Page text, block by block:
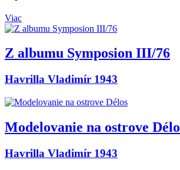
Viac
Z albumu Symposion III/76
Havrilla Vladimír 1943
Modelovanie na ostrove
Havrilla Vladimír 1943